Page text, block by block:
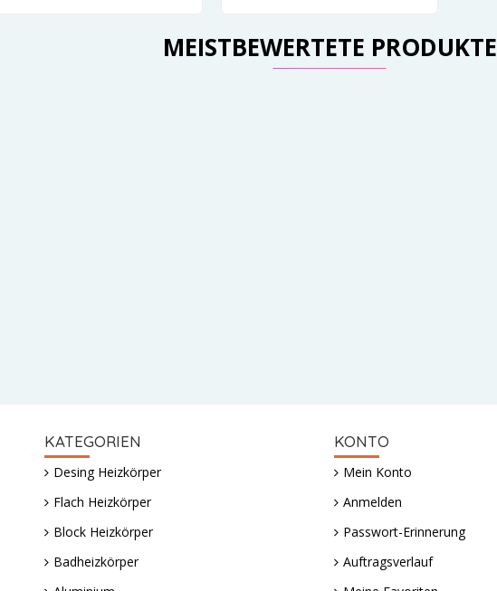
MEISTBEWERTETE PRODUKTE
KATEGORIEN
Desing Heizkörper
Flach Heizkörper
Block Heizkörper
Badheizkörper
KONTO
Mein Konto
Anmelden
Passwort-Erinnerung
Auftragsverlauf